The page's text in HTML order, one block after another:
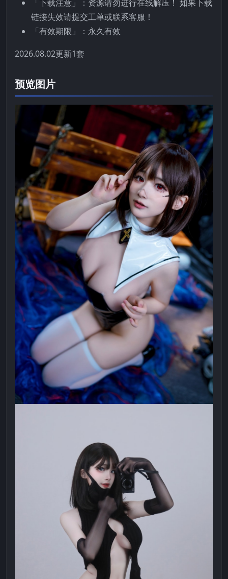
「下载注意」：资源请勿进行在线解压！ 如果下载
链接失效请提交工单或联系客服！
「有效期限」：永久有效
2026.08.02更新1套
预览图片